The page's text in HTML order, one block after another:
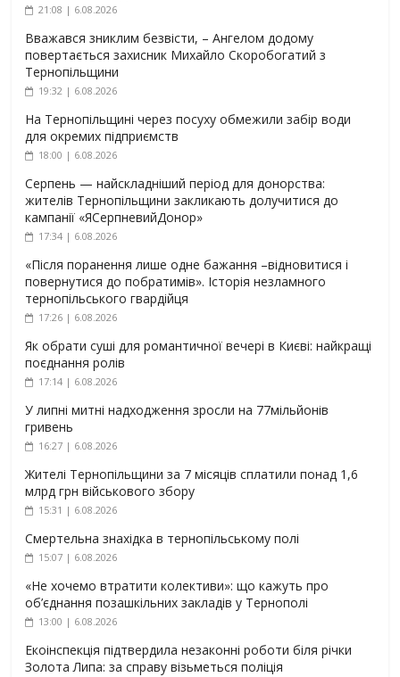
21:08 | 6.08.2026
Вважався зниклим безвісти, – Ангелом додому
повертається захисник Михайло Скоробогатий з
Тернопільщини
19:32 | 6.08.2026
На Тернопільщині через посуху обмежили забір води
для окремих підприємств
18:00 | 6.08.2026
Серпень — найскладніший період для донорства:
жителів Тернопільщини закликають долучитися до
кампанії «ЯСерпневийДонор»
17:34 | 6.08.2026
«Після поранення лише одне бажання –відновитися і
повернутися до побратимів». Історія незламного
тернопільського гвардійця
17:26 | 6.08.2026
Як обрати суші для романтичної вечері в Києві: найкращі
поєднання ролів
17:14 | 6.08.2026
У липні митні надходження зросли на 77мільйонів
гривень
16:27 | 6.08.2026
Жителі Тернопільщини за 7 місяців сплатили понад 1,6
млрд грн військового збору
15:31 | 6.08.2026
Смертельна знахідка в тернопільському полі
15:07 | 6.08.2026
«Не хочемо втратити колективи»: що кажуть про
об’єднання позашкільних закладів у Тернополі
13:00 | 6.08.2026
Екоінспекція підтвердила незаконні роботи біля річки
Золота Липа: за справу візьметься поліція